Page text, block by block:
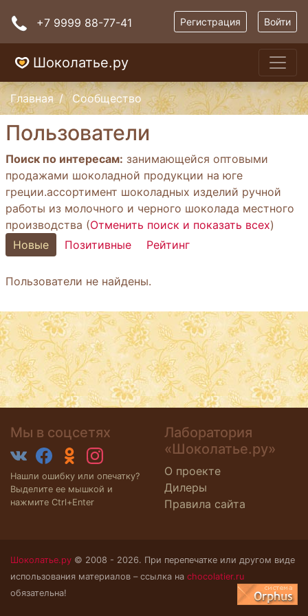
+7 9999 88-77-41 Регистрация Войти
Шоколатье.ру
Главная Сообщество
Пользователи
Поиск по интересам: занимающейся оптовыми
продажами шоколадной продукции на юге
греции.ассортимент шоколадных изделий ручной
работы из молочного и черного шоколада местного
производства (Отменить поиск и показать всех)
Новые
Позитивные Рейтинг
Пользователи не найдены.
Мы в соцсетях
Нашли ошибку или опечатку?
Выделите ее мышкой и
нажмите Ctrl+Enter
Лаборатория
«Шоколатье.ру»
О проекте
Дилеры
Правила сайта
Шоколатье.ру © 2008 - 2026. При перепечатке или другом виде
использования материалов – ссылка на chocolatier.ru
обязательна!